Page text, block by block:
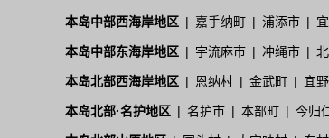
本岛中部西海岸地区 嘉手纳町 浦添市
本岛中部东海岸地区 宇流麻市 冲绳市
本岛北部西海岸地区 恩纳村 金武町 宜
本岛北部·名护地区 名护市 本部町 今归